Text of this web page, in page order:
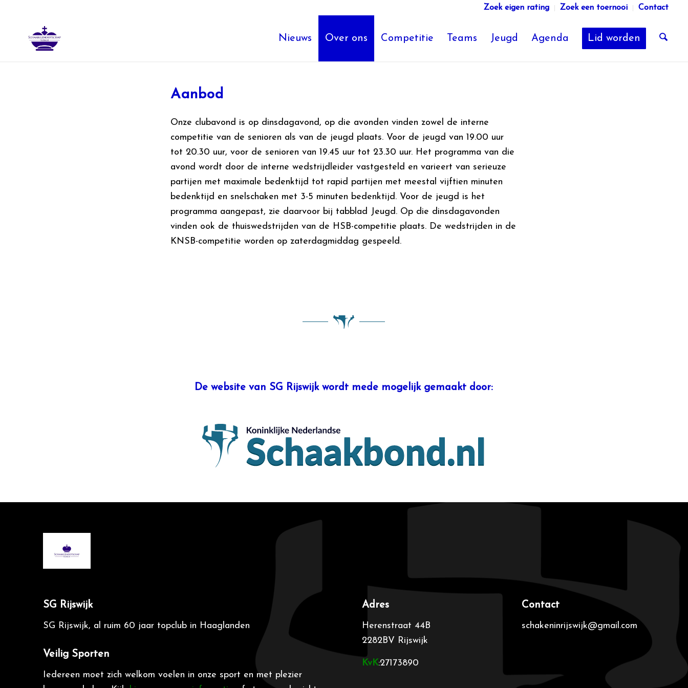
Zoek eigen rating Zoek een toernooi Contact
Nieuws Over ons Competitie Teams Jeugd Agenda Lid worden
Aanbod
Onze clubavond is op dinsdagavond, op die avonden vinden zowel de interne
competitie van de senioren als van de jeugd plaats. Voor de jeugd van 19.00 uur
tot 20.30 uur, voor de senioren van 19.45 uur tot 23.30 uur. Het programma van die
avond wordt door de interne wedstrijdleider vastgesteld en varieert van serieuze
partijen met maximale bedenktijd tot rapid partijen met meestal vijftien minuten
bedenktijd en snelschaken met 3-5 minuten bedenktijd. Voor de jeugd is het
programma aangepast, zie daarvoor bij tabblad Jeugd. Op die dinsdagavonden
vinden ook de thuiswedstrijden van de HSB-competitie plaats. De wedstrijden in de
KNSB-competitie worden op zaterdagmiddag gespeeld.
De website van SG Rijswijk wordt mede mogelijk gemaakt door:
SG Rijswijk
SG Rijswijk, al ruim 60 jaar topclub in Haaglanden
Veilig Sporten
Iedereen moet zich welkom voelen in onze sport en met plezier
Adres
Herenstraat 44B
2282BV Rijswijk
KvK:27173890
Contact
schakeninrijswijk@gmail.com